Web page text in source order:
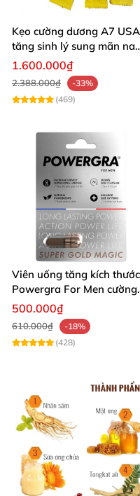
Kẹo cường dương A7 USA
tăng sinh lý sung mãn
giới
1.600.000₫
2.388.000₫
-33%
(469)
Viên uống tăng kích thước
Powergra For Men cường
dương kéo dài thời gian
500.000₫
610.000₫
-18%
(428)